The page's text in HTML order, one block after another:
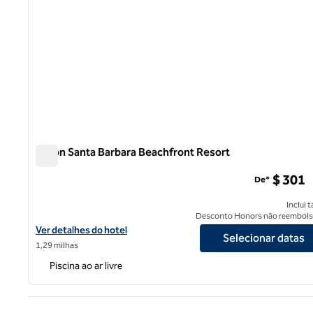
Hilton Santa Barbara Beachfront Resort
Exibir detalhes do hotel Hilton Santa Barbara Beachfront Resort
Ver detalhes do hotel
1,29 milhas
De* $ 301
Inclui
Desconto Honors não
Selecionar datas
Piscina ao ar livre